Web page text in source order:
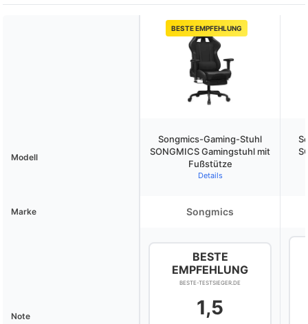
BESTE EMPFEHLUNG
Modell
Songmics-Gaming-Stuhl
SONGMICS Gamingstuhl mit
Fußstütze
Details
Marke Songmics
Note
BESTE
EMPFEHLUNG
BESTE-TESTSIEGER.DE
1,5